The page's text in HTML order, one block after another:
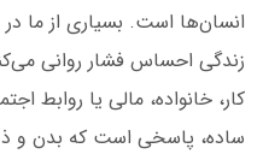
انسان‌ها است. بسیاری از ما
زندگی احساس فشار روانی
کار، خانواده، مالی یا روابط
ساده، پاسخی است که بدن و